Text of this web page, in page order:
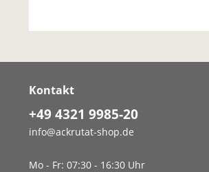
Kontakt
+49 4321 9985-20
info@ackrutat-shop.de
Mo - Fr: 07:30 - 16:30 Uhr